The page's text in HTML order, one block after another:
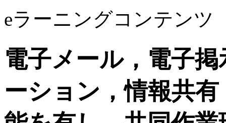
eラーニングコンテンツ
電子メール，電子
ーション，情報共